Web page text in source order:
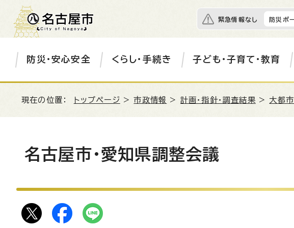
緊急情報なし 防災ポ
防災・安心安全 くらし・手続き 子ども・子育て・教育
現在の位置： トップページ >市政情報 > 計画・指針・調査結果 > 大都
名古屋市・愛知県調整会議